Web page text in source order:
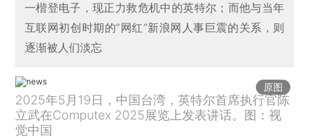
一楷登电子，现正力救危机中的英特尔；而他与当年
互联网初创时期的“网红”新浪网人事巨震的关系，则
逐渐被人们淡忘
原图
2025年5月19日，中国台湾，英特尔首席执行官陈
立武在Computex 2025展览上发表讲话。图：视
觉中国